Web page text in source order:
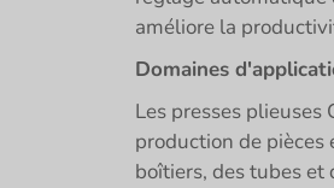
améliore la
Domaines
Les presses
production de pièces
boîtiers, des tubes et